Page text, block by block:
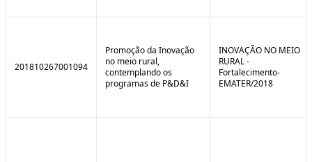
201810267001094
Promoção da Inovação
no meio rural,
contemplando os
programas de P&D&I
INOVAÇÃO NO MEIO
RURAL -
Fortalecimento-
EMATER/2018